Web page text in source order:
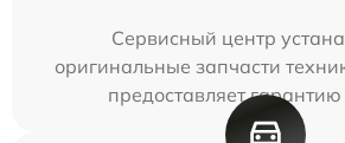
Сервисный центр
оригинальные запчасти
предоставляет гарантию